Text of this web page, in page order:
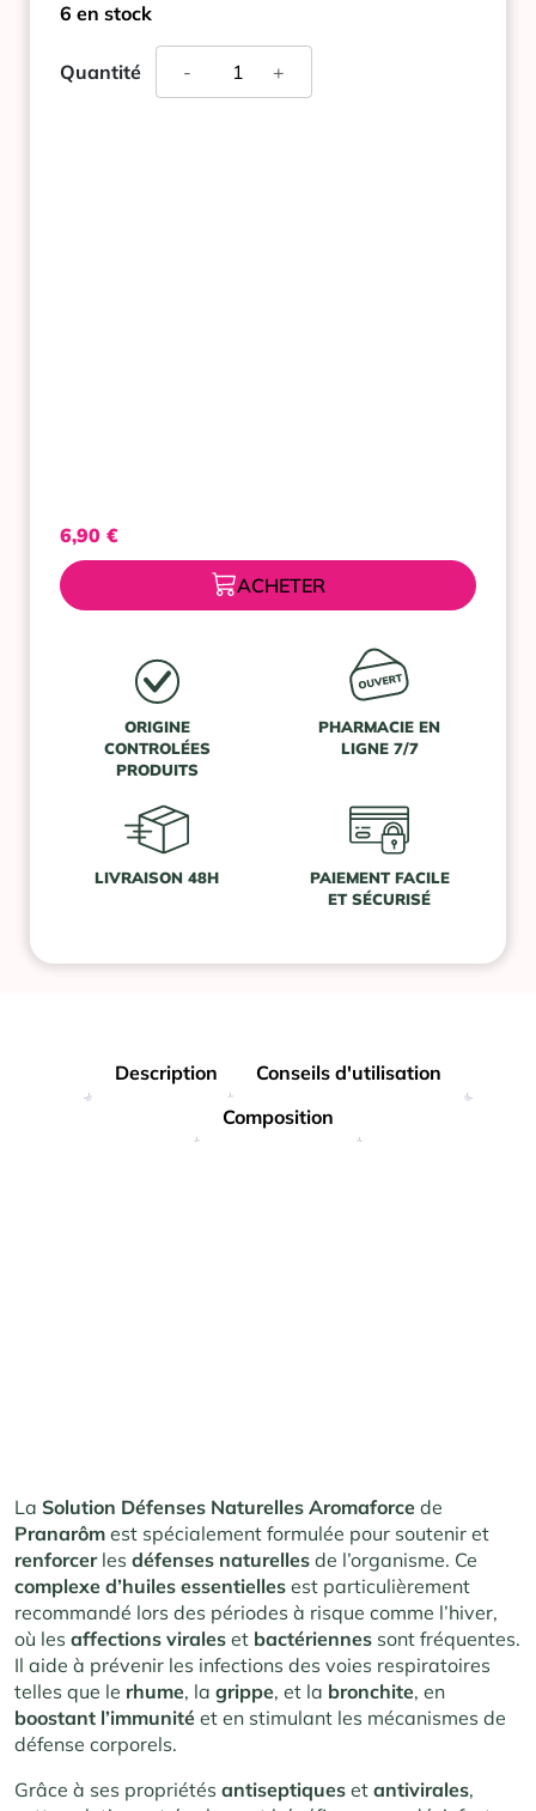
6 en stock
Quantité +
quantité
-
6,90 €
ACHETER
ORIGINE
CONTROLÉES
PRODUITS
PHARMACIE EN
LIGNE 7/7
LIVRAISON 48H
PAIEMENT FACILE
ET SÉCURISÉ
Description
Conseils d'utilisation
Composition
La Solution Défenses Naturelles Aromaforce de
Pranarôm est spécialement formulée pour soutenir et
renforcer les défenses naturelles de l’organisme. Ce
complexe d’huiles essentielles est particulièrement
recommandé lors des périodes à risque comme l’hiver,
où les affections virales et bactériennes sont fréquentes.
Il aide à prévenir les infections des voies respiratoires
telles que le rhume, la grippe, et la bronchite, en
boostant l’immunité et en stimulant les mécanismes de
défense corporels.
Grâce à ses propriétés antiseptiques et antivirales,